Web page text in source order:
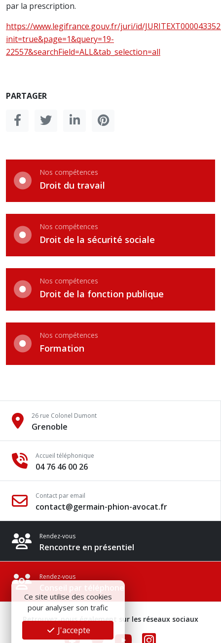
par la prescription.
https://www.legifrance.gouv.fr/juri/id/
init=true&page=1&query=19-
22557&searchField=ALL&tab_selection=all
PARTAGER
Nos compétences
Droit du travail
Nos compétences
Droit de la sécurité sociale
Nos compétences
Droit de la fonction publique
Nos compétences
Formation
26 rue Colonel Dumont
Grenoble
Accueil téléphonique
04 76 46 00 26
Contact par email
contact@germain-phion-avocat.fr
Rendez-vous
Rencontre en présentiel
Rendez-vous
Conseil par téléphone
Retrouvez-nous également sur les réseaux sociaux
Ce site utilise des cookies
pour analyser son trafic
J'accepte